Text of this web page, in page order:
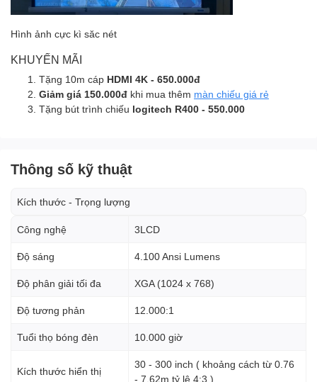
Hình ảnh cực kì săc nét
KHUYẾN MÃI
Tặng 10m cáp HDMI 4K - 650.000đ
Giảm giá 150.000đ khi mua thêm màn chiếu giá rẻ
Tặng bút trình chiếu logitech R400 - 550.000
Thông số kỹ thuật
Công nghệ 3LCD
Độ sáng 4.100 Ansi Lumens
Độ phân giải tối đa XGA (1024 x 768)
Độ tương phản 12.000:1
Tuổi thọ bóng đèn 10.000 giờ
Kích thước hiển thị
30 - 300 inch ( khoảng cách từ 0.76
- 7.62m tỷ lệ 4:3 )
Kích thước - Trọng lượng